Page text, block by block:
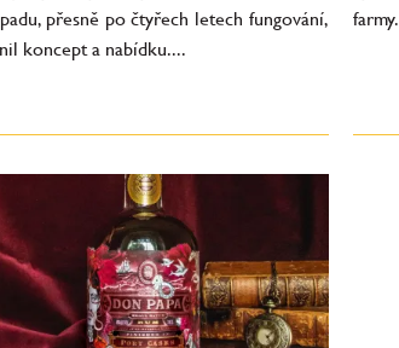
přesně po čtyřech letech fungování,
koncept a nabídku....
farmy.